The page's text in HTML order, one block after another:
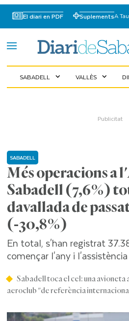
El diari en PDF SuplementsA
SABADELL expand_more VALLÈS expand_more
Més operacions a
Sabadell (7,6%)
davallada de
(-30,8%)
SABADELL
En total, s'han registrat
començar l'any i
Sabadell toca el cel: una avioneta
aeroclub "de referència